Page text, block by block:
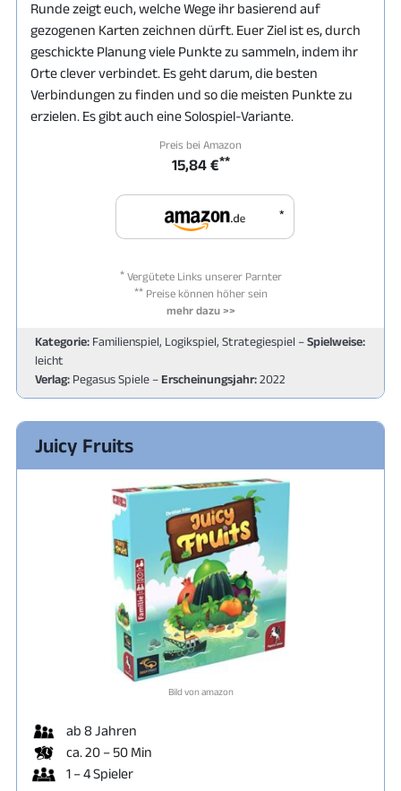
Runde zeigt euch, welche Wege ihr basierend auf
gezogenen Karten zeichnen dürft. Euer Ziel ist es, durch
geschickte Planung viele Punkte zu sammeln, indem ihr
Orte clever verbindet. Es geht darum, die besten
Verbindungen zu finden und so die meisten Punkte zu
erzielen. Es gibt auch eine Solospiel-Variante.
Preis bei Amazon
15,84 €**
*
*Vergütete Links unserer Parnter
**Preise können höher sein
mehr dazu >>
Kategorie: Familienspiel, Logikspiel, Strategiespiel –Spielweise:
leicht
Verlag: Pegasus Spiele – Erscheinungsjahr:2022
Juicy Fruits
Bild von amazon
ab 8 Jahren
ca. 20 – 50 Min
1 – 4 Spieler